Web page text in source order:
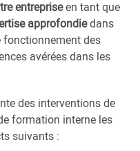
entrepriseen tant que
approfondiedans
fonctionnement des
avérées dans les
des interventions de
formation interne les
suivants :